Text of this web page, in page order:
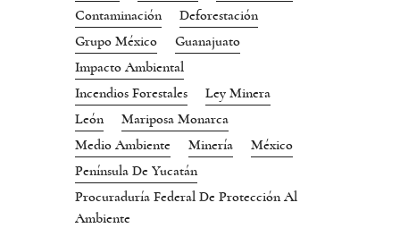
Contaminación
Deforestación
Grupo México
Guanajuato
Impacto Ambiental
Incendios Forestales
Ley Minera
León
Mariposa Monarca
Medio Ambiente
Minería
México
Península De Yucatán
Procuraduría Federal De Protección Al
Ambiente